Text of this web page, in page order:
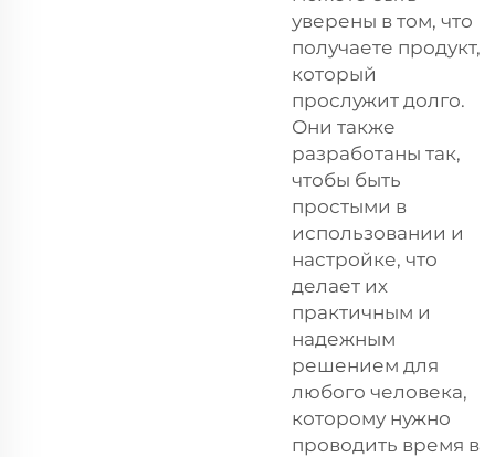
уверены в том, что
получаете продукт,
который
прослужит долго.
Они также
разработаны так,
чтобы быть
простыми в
использовании и
настройке, что
делает их
практичным и
надежным
решением для
любого человека,
которому нужно
проводить время в